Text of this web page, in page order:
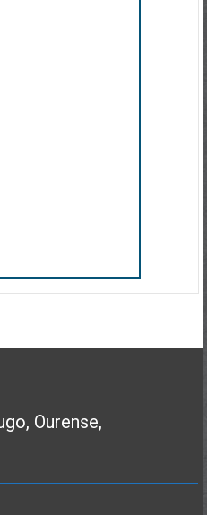
Ourense,